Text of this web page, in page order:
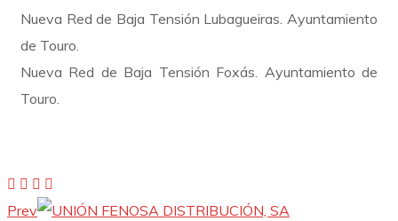
Nueva Red de Baja Tensión Lubagueiras. Ayuntamiento
de Touro.
Nueva Red de Baja Tensión Foxás. Ayuntamiento de
Touro.
Prev